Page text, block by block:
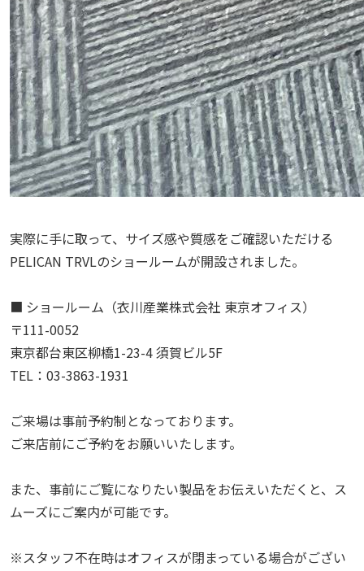
実際に手に取って、サイズ感や質感をご確認いただける
PELICAN TRVLのショールームが開設されました。
■ ショールーム（衣川産業株式会社 東京オフィス）
〒111-0052
東京都台東区柳橋1-23-4 須賀ビル5F
TEL：03-3863-1931
ご来場は事前予約制となっております。
ご来店前にご予約をお願いいたします。
また、事前にご覧になりたい製品をお伝えいただくと、 ス
ムーズにご案内が可能です。
※スタッフ不在時はオフィスが閉まっている場合がござい